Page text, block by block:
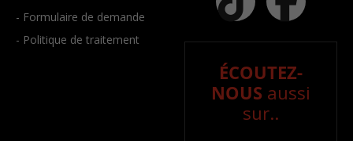
- Formulaire de demande
- Politique de traitement
ÉCOUTEZ-
NOUS aussi
sur..